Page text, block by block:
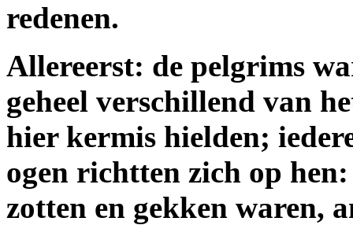
redenen.
Allereerst: de pelgrims
geheel verschillend van
hier kermis hielden;
ogen richtten zich op
zotten en gekken waren,